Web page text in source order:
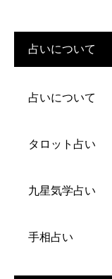
占いについて
占いについて
タロット占い
九星気学占い
手相占い